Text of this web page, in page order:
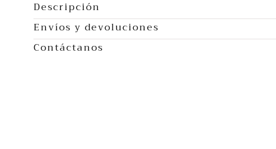
Descripción
Envíos y devoluciones
Contáctanos